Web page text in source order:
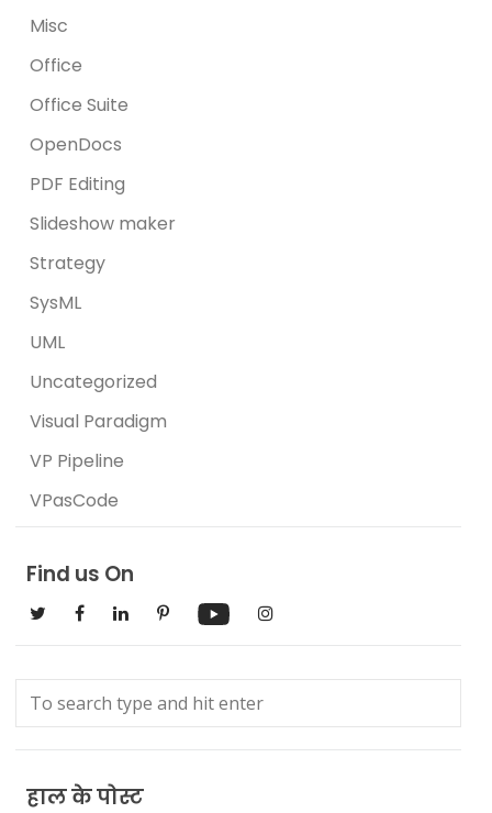
Misc
Office
Office Suite
OpenDocs
PDF Editing
Slideshow maker
Strategy
SysML
UML
Uncategorized
Visual Paradigm
VP Pipeline
VPasCode
Find us On
हाल के पोस्ट